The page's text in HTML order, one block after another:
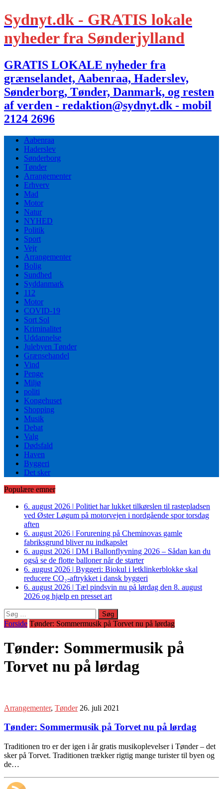
Sydnyt.dk - GRATIS lokale
nyheder fra Sønderjylland
GRATIS LOKALE nyheder fra
grænselandet, Aabenraa, Haderslev,
Sønderborg, Tønder, Danmark, og resten
af verden - redaktion@sydnyt.dk - mobil
2124 2696
Aabenraa
Haderslev
Sønderborg
Tønder
Arrangementer
Erhverv
Mad
Motor
Natur
NYHED
Politik
Sport
Vejr
Arrangementer
Bolig
Sundhed
Syddanmark
112
Motor
COVID-19
Sort Sol
Kriminalitet
Uddannelse
Julebyen Tønder
Grænsehandel
Vind
Penge
Miljø
politi
Kongehuset
Shopping
Musik
Debat
Valg
Dødsfald
Haven
Byggeri
Det sker
Populære emner
6. august 2026 | Politiet har lukket tilkørslen til rastepladsen
ved Øster Løgum på motorvejen i nordgående spor torsdag
aften
6. august 2026 | Forurening på Cheminovas gamle
fabriksgrund bliver nu indkapslet
6. august 2026 | DM i Ballonflyvning 2026 – Sådan kan du
også se de flotte balloner når de starter
6. august 2026 | Byggeri: Biokul i letklinkerblokke skal
reducere CO₂-aftrykket i dansk byggeri
6. august 2026 | Tæl pindsvin nu på lørdag den 8. august
2026 og hjælp en presset art
Søg
efter:
Forside Tønder: Sommermusik på Torvet nu på lørdag
Tønder: Sommermusik på
Torvet nu på lørdag
Arrangementer, Tønder 26. juli 2021
Tønder: Sommermusik på Torvet nu på lørdag
Traditionen tro er der igen i år gratis musikoplevelser i Tønder – det
sker på Torvet. Traditionen trækker rigtig mange turister til byen og
de…